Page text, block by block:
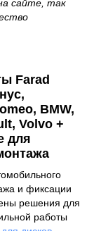
сайте, так
Farad
BMW,
Volvo +
для
и фиксации
решения для
работы